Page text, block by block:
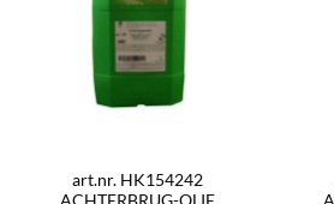
art.nr. HK154242